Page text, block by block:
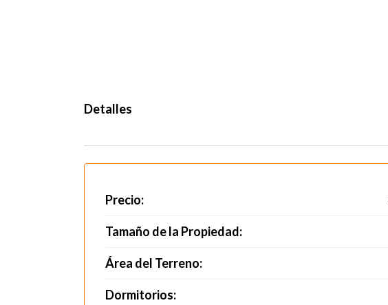
Detalles
Precio:
Tamaño de la Propiedad:
Área del Terreno:
Dormitorios: